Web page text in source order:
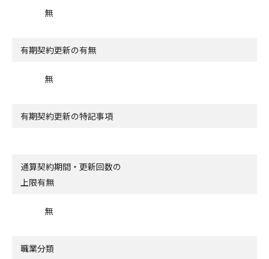
無
有期契約更新の有無
無
有期契約更新の特記事項
通算契約期間・更新回数の
上限有無
無
職業分類